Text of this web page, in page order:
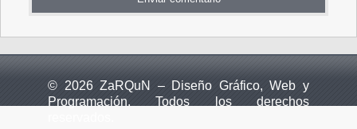
© 2026 ZaRQuN – Diseño Gráfico, Web y
Programación. Todos los derechos